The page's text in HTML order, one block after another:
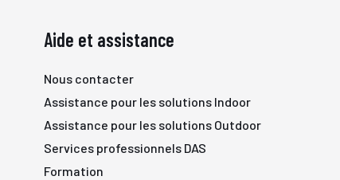
Aide et assistance
Nous contacter
Assistance pour les solutions Indoor
Assistance pour les solutions Outdoor
Services professionnels DAS
Formation